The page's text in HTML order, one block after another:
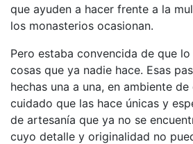
que ayuden a hacer frente a la
los monasterios ocasionan.
Pero estaba convencida de que
cosas que ya nadie hace. Esas
hechas una a una, en ambiente
cuidado que las hace únicas y
de artesanía que ya no se
cuyo detalle y originalidad no